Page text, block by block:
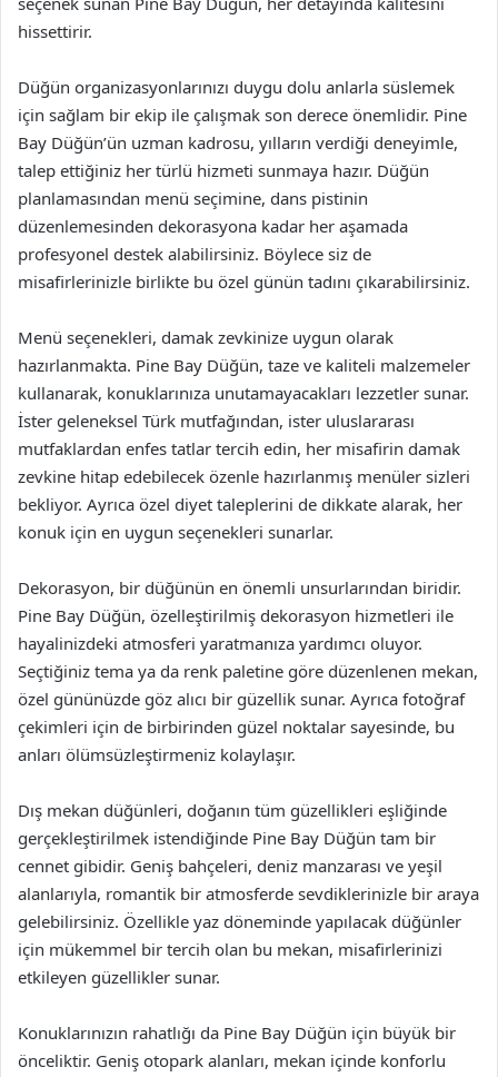
hissettirir.
Düğün organizasyonlarınızı duygu dolu anlarla süslemek
için sağlam bir ekip ile çalışmak son derece önemlidir. Pine
Bay Düğün’ün uzman kadrosu, yılların verdiği deneyimle,
talep ettiğiniz her türlü hizmeti sunmaya hazır. Düğün
planlamasından menü seçimine, dans pistinin
düzenlemesinden dekorasyona kadar her aşamada
profesyonel destek alabilirsiniz. Böylece siz de
misafirlerinizle birlikte bu özel günün tadını çıkarabilirsiniz.
Menü seçenekleri, damak zevkinize uygun olarak
hazırlanmakta. Pine Bay Düğün, taze ve kaliteli malzemeler
kullanarak, konuklarınıza unutamayacakları lezzetler sunar.
İster geleneksel Türk mutfağından, ister uluslararası
mutfaklardan enfes tatlar tercih edin, her misafirin damak
zevkine hitap edebilecek özenle hazırlanmış menüler sizleri
bekliyor. Ayrıca özel diyet taleplerini de dikkate alarak, her
konuk için en uygun seçenekleri sunarlar.
Dekorasyon, bir düğünün en önemli unsurlarından biridir.
Pine Bay Düğün, özelleştirilmiş dekorasyon hizmetleri ile
hayalinizdeki atmosferi yaratmanıza yardımcı oluyor.
Seçtiğiniz tema ya da renk paletine göre düzenlenen mekan,
özel gününüzde göz alıcı bir güzellik sunar. Ayrıca fotoğraf
çekimleri için de birbirinden güzel noktalar sayesinde, bu
anları ölümsüzleştirmeniz kolaylaşır.
Dış mekan düğünleri, doğanın tüm güzellikleri eşliğinde
gerçekleştirilmek istendiğinde Pine Bay Düğün tam bir
cennet gibidir. Geniş bahçeleri, deniz manzarası ve yeşil
alanlarıyla, romantik bir atmosferde sevdiklerinizle bir araya
gelebilirsiniz. Özellikle yaz döneminde yapılacak düğünler
için mükemmel bir tercih olan bu mekan, misafirlerinizi
etkileyen güzellikler sunar.
Konuklarınızın rahatlığı da Pine Bay Düğün için büyük bir
önceliktir. Geniş otopark alanları, mekan içinde konforlu